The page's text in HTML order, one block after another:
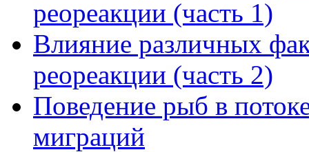
реореакции (часть 1)
Влияние различных
реореакции (часть 2)
Поведение рыб в
миграций